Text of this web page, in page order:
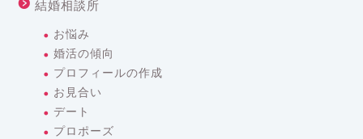
結婚相談所
お悩み
婚活の傾向
プロフィールの作成
お見合い
デート
プロポーズ